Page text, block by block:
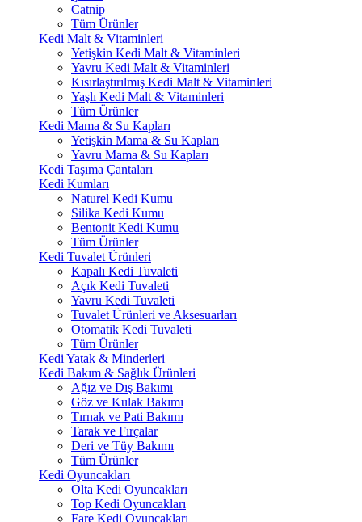
Catnip
Tüm Ürünler
Kedi Malt & Vitaminleri
Yetişkin Kedi Malt & Vitaminleri
Yavru Kedi Malt & Vitaminleri
Kısırlaştırılmış Kedi Malt & Vitaminleri
Yaşlı Kedi Malt & Vitaminleri
Tüm Ürünler
Kedi Mama & Su Kapları
Yetişkin Mama & Su Kapları
Yavru Mama & Su Kapları
Kedi Taşıma Çantaları
Kedi Kumları
Naturel Kedi Kumu
Silika Kedi Kumu
Bentonit Kedi Kumu
Tüm Ürünler
Kedi Tuvalet Ürünleri
Kapalı Kedi Tuvaleti
Açık Kedi Tuvaleti
Yavru Kedi Tuvaleti
Tuvalet Ürünleri ve Aksesuarları
Otomatik Kedi Tuvaleti
Tüm Ürünler
Kedi Yatak & Minderleri
Kedi Bakım & Sağlık Ürünleri
Ağız ve Dış Bakımı
Göz ve Kulak Bakımı
Tırnak ve Pati Bakımı
Tarak ve Fırçalar
Deri ve Tüy Bakımı
Tüm Ürünler
Kedi Oyuncakları
Olta Kedi Oyuncakları
Top Kedi Oyuncakları
Fare Kedi Oyuncakları